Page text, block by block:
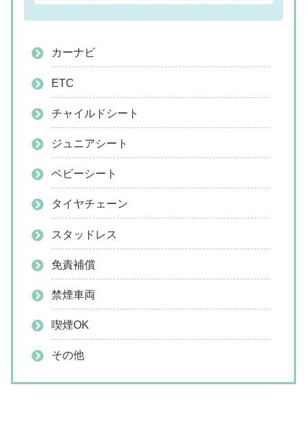
カーナビ
ETC
チャイルドシート
ジュニアシート
ベビーシート
タイヤチェーン
スタッドレス
免責補償
禁煙車両
喫煙OK
その他